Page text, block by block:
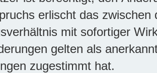
erlischt das
mit sofortiger
gelten als
zugestimmt hat.